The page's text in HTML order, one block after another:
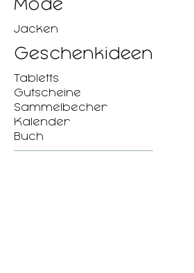
Mode
Jacken
Geschenkideen
Tabletts
Gutscheine
Sammelbecher
Kalender
Buch